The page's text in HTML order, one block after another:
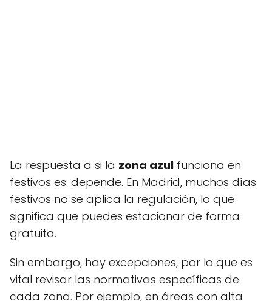
La respuesta a si la zona azul funciona en
festivos es: depende. En Madrid, muchos días
festivos no se aplica la regulación, lo que
significa que puedes estacionar de forma
gratuita.
Sin embargo, hay excepciones, por lo que es
vital revisar las normativas específicas de
cada zona. Por ejemplo, en áreas con alta